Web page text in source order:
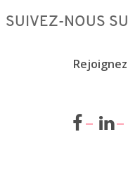
SUIVEZ-NOUS